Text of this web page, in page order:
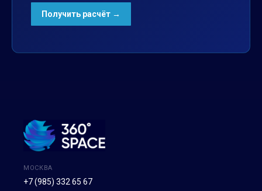
МОСКВА
+7 (985) 332 65 67